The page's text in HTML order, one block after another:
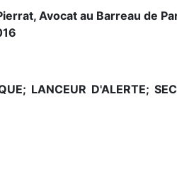
Avocat au Barreau de
LANCEUR D'ALERTE;